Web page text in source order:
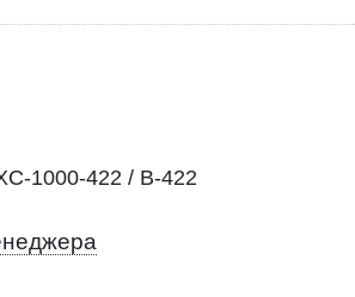
1000-422 / B-422